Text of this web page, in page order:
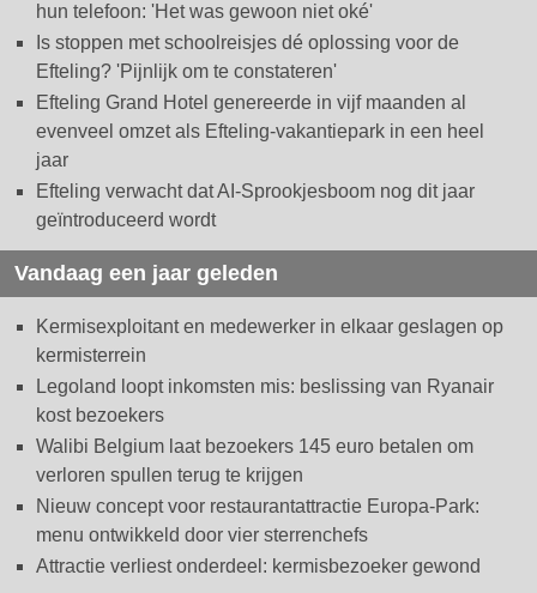
hun telefoon: 'Het was gewoon niet oké'
Is stoppen met schoolreisjes dé oplossing voor de
Efteling? 'Pijnlijk om te constateren'
Efteling Grand Hotel genereerde in vijf maanden al
evenveel omzet als Efteling-vakantiepark in een heel
jaar
Efteling verwacht dat AI-Sprookjesboom nog dit jaar
geïntroduceerd wordt
Vandaag een jaar geleden
Kermisexploitant en medewerker in elkaar geslagen op
kermisterrein
Legoland loopt inkomsten mis: beslissing van Ryanair
kost bezoekers
Walibi Belgium laat bezoekers 145 euro betalen om
verloren spullen terug te krijgen
Nieuw concept voor restaurantattractie Europa-Park:
menu ontwikkeld door vier sterrenchefs
Attractie verliest onderdeel: kermisbezoeker gewond